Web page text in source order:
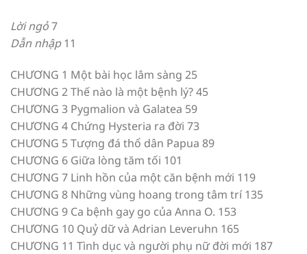
Lời ngỏ7
Dẫn nhập11
CHƯƠNG 1 Một bài học lâm sàng 25
CHƯƠNG 2 Thế nào là một bệnh lý? 45
CHƯƠNG 3 Pygmalion và Galatea 59
CHƯƠNG 4 Chứng Hysteria ra đời 73
CHƯƠNG 5 Tượng đá thổ dân Papua 89
CHƯƠNG 6 Giữa lòng tăm tối 101
CHƯƠNG 7 Linh hồn của một căn bệnh mới 119
CHƯƠNG 8 Những vùng hoang trong tâm trí 135
CHƯƠNG 9 Ca bệnh gay go của Anna O. 153
CHƯƠNG 10 Quỷ dữ và Adrian Leveruhn 165
CHƯƠNG 11 Tình dục và người phụ nữ đời mới 187